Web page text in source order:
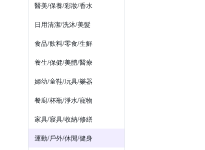
醫美/保養/彩妝/香水
日用清潔/洗沐/美髮
食品/飲料/零食/生鮮
養生/保健/美體/醫療
婦幼/童鞋/玩具/樂器
餐廚/杯瓶/淨水/寵物
家具/寢具/收納/修繕
運動/戶外/休閒/健身